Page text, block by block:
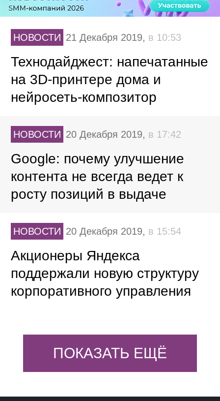
НОВОСТИ 21 Декабря 2019, в 10:53
Технодайджест: напечатанные
на 3D-принтере дома и
нейросеть-композитор
НОВОСТИ 20 Декабря 2019, в 17:42
Google: почему улучшение
контента не всегда ведет к
росту позиций в выдаче
НОВОСТИ 20 Декабря 2019, в 15:54
Акционеры Яндекса
поддержали новую структуру
корпоративного управления
ПОКАЗАТЬ ЕЩЁ